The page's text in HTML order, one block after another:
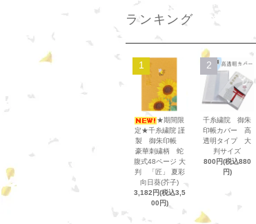
ランキング
1
★期間限
定★千糸繍院 謹
製 御朱印帳
豪華刺繍柄 蛇
腹式48ページ 大
判 「匠」 夏彩
向日葵(芥子)
3,182円(税込3,5
00円)
2
千糸繍院 御朱
印帳カバー 高
透明タイプ 大
判サイズ
800円(税込880
円)